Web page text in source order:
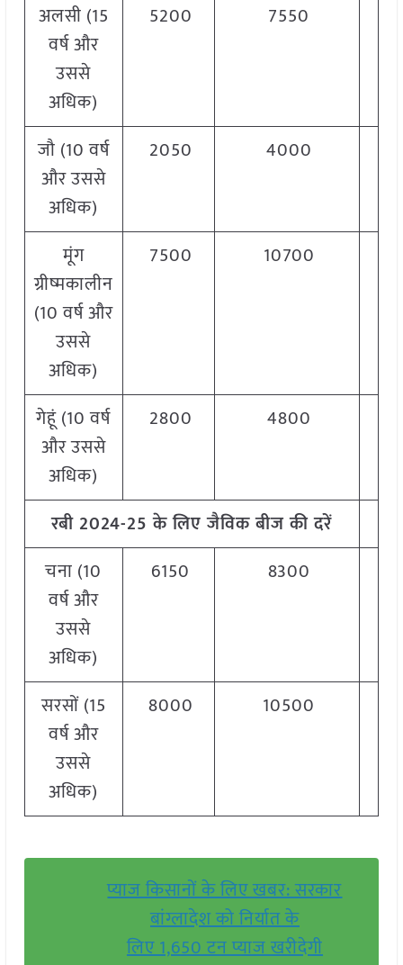
अलसी (15
वर्ष और
उससे
अधिक)
5200 7550
जौ (10 वर्ष
और उससे
अधिक)
2050 4000
मूंग
ग्रीष्मकालीन
(10 वर्ष और
उससे
अधिक)
7500 10700
गेहूं (10 वर्ष
और उससे
अधिक)
2800 4800
रबी 2024-25 के लिए जैविक बीज की दरें
चना (10
वर्ष और
उससे
अधिक)
6150 8300
सरसों (15
वर्ष और
उससे
अधिक)
8000 10500
प्याज किसानों के लिए खबर: सरकार
बांग्लादेश को निर्यात के
लिए 1,650 टन प्याज खरीदेगी